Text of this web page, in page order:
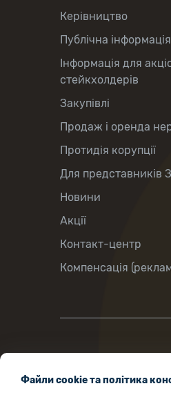
Керівництво
Публічна інформація
Інформація для
стейкхолдерів
Закупівлі
Продаж і оренда
Протидія корупції
Для представників
Новини
Акції
Контакт-центр
Компенсація
Файли cookie та політика